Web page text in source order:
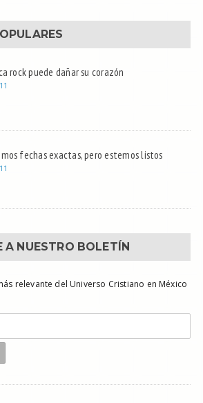
rock puede dañar su corazón
fechas exactas, pero estemos listos
A NUESTRO BOLETÍN
relevante del Universo Cristiano en México